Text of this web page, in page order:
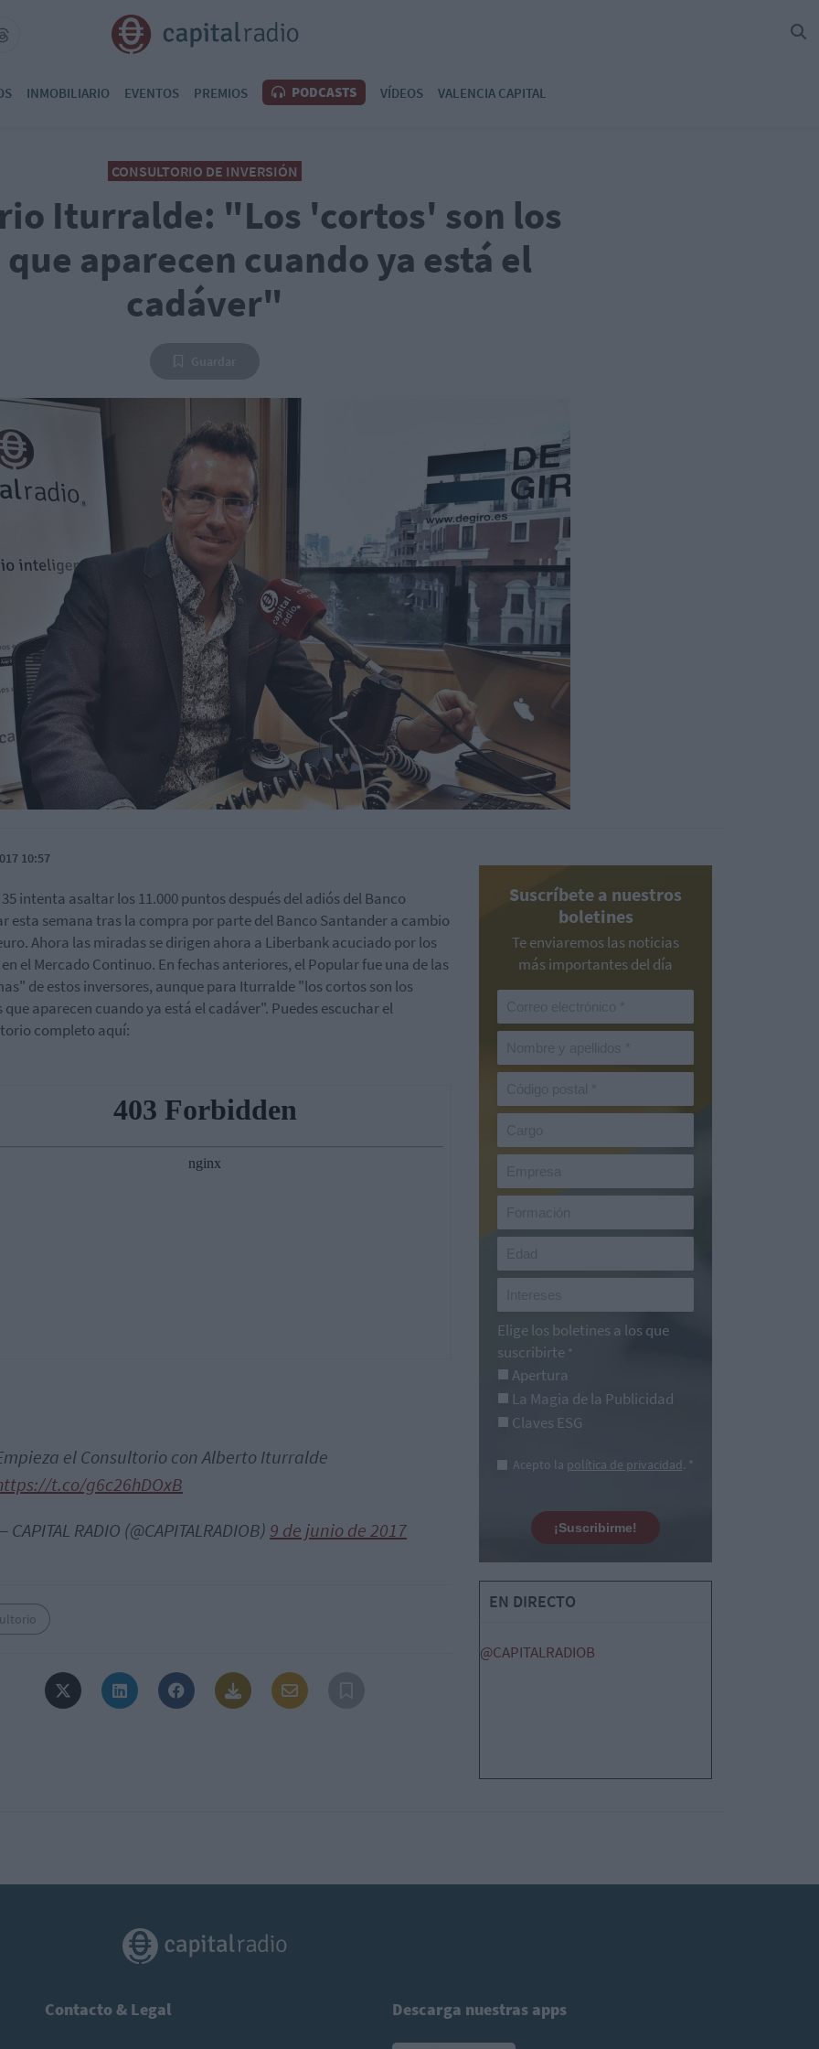
INMOBILIARIO EVENTOS PREMIOS PODCASTS VÍDEOS VALENCIA CAPITAL
CONSULTORIO DE INVERSIÓN
Iturralde: "Los 'cortos' son los
aparecen cuando ya está el
cadáver"
10:57
intenta asaltar los 11.000 puntos después del adiós del Banco
esta semana tras la compra por parte del Banco Santander a cambio
Ahora las miradas se dirigen ahora a Liberbank acuciado por los
el Mercado Continuo. En fechas anteriores, el Popular fue una de las
de estos inversores, aunque para Iturralde "los cortos son los
aparecen cuando ya está el cadáver". Puedes escuchar el
completo aquí:
el Consultorio con Alberto Iturralde
t.co/g6c26hDOxB
CAPITAL RADIO (@CAPITALRADIOB) 9 de junio de 2017
Suscríbete a nuestros
boletines
Te enviaremos las noticias
más importantes del día
Elige los boletines a los que
suscribirte *
Apertura
La Magia de la Publicidad
Claves ESG
Acepto la política de privacidad. *
¡Suscribirme!
EN DIRECTO
@CAPITALRADIOB
Contacto & Legal Descarga nuestras apps